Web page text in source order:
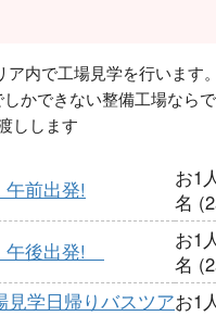
内で工場見学を行います
かできない整備工場なら
しします
前出発! お1
名
後出発! お1
名
見学日帰りバスツアお1